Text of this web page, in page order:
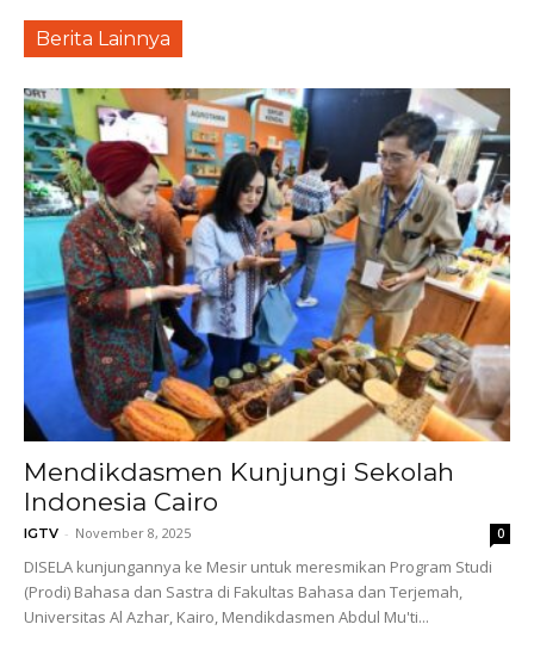
Berita Lainnya
Mendikdasmen Kunjungi Sekolah
Indonesia Cairo
IGTV - November 8, 2025 0
DISELA kunjungannya ke Mesir untuk meresmikan Program Studi
(Prodi) Bahasa dan Sastra di Fakultas Bahasa dan Terjemah,
Universitas Al Azhar, Kairo, Mendikdasmen Abdul Mu'ti...